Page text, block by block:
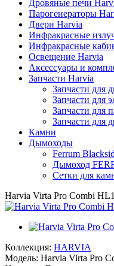
Дровяные печи
Парогенераторы
Двери Harvia
Инфракрасные
Инфракрасные
Освещение Harvia
Аксессуары и
Запчасти Harvia
Запчасти для
Запчасти для
Запчасти для
Запчасти для
Камни
Дымоходы
Ferrum
Дымоход
Сетки для
Harvia Virta Pro Combi
Коллекция: HARVIA
Модель: Harvia Virta Pro